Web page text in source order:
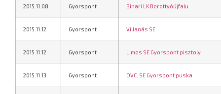
2015.11.08. Gyorspont Bihari LK Berettyóújfalu
2015.11.12. Gyorspont Villanás SE
2015.11.12 Gyorspont Limes SE Gyorspont pisztoly
2015.11.13. Gyorspont DVC. SE Gyorspont puska